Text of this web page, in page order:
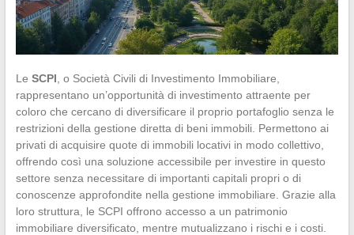
Le SCPI , o Società Civili di Investimento Immobiliare,
rappresentano un’opportunità di investimento attraente per
coloro che cercano di diversificare il proprio portafoglio senza le
restrizioni della gestione diretta di beni immobili. Permettono ai
privati di acquisire quote di immobili locativi in modo collettivo,
offrendo così una soluzione accessibile per investire in questo
settore senza necessitare di importanti capitali propri o di
conoscenze approfondite nella gestione immobiliare. Grazie alla
loro struttura, le SCPI offrono accesso a un patrimonio
immobiliare diversificato, mentre mutualizzano i rischi e i costi.